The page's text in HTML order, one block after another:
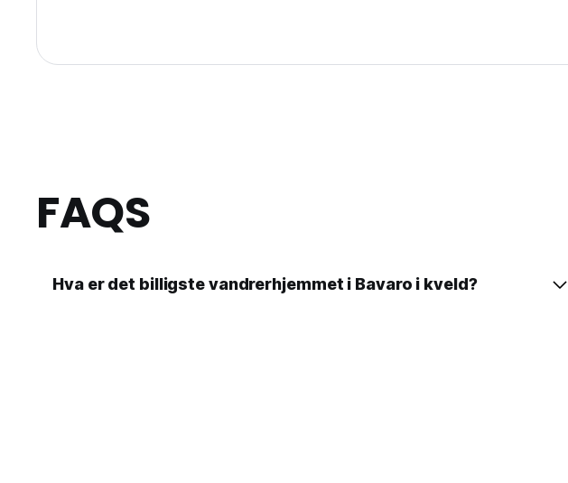
FAQS
Hva er det billigste vandrerhjemmet i Bavaro i kveld?